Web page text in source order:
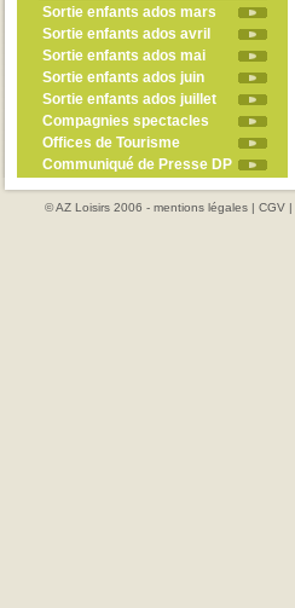
Sortie enfants ados mars
Sortie enfants ados avril
Sortie enfants ados mai
Sortie enfants ados juin
Sortie enfants ados juillet
Compagnies spectacles
Offices de Tourisme
Communiqué de Presse DP
© AZ Loisirs 2006 - mentions légales | CGV |